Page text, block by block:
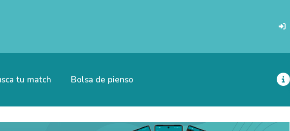
tu match Bolsa de pienso